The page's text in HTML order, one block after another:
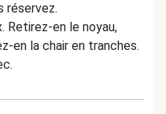
réservez.
Retirez-en le noyau,
en la chair en tranches.